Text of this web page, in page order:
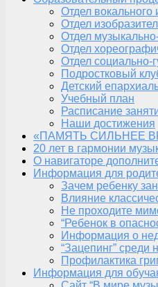
Отдел вокального
Отдел
Отдел
Отдел
Отдел социально-
Подростковый
Детский
Учебный план
Расписание
Наши достижения
«ПАМЯТЬ СИЛЬНЕЕ
20 лет в гармонии
О навигаторе
Информация для
Зачем ребенку
Влияние
Не проходите
“Ребенок в
Информация о
“Зацепинг” среди
Профилактика
Информация для